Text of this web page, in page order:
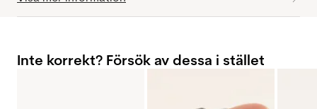
Inte korrekt? Försök av dessa i stället